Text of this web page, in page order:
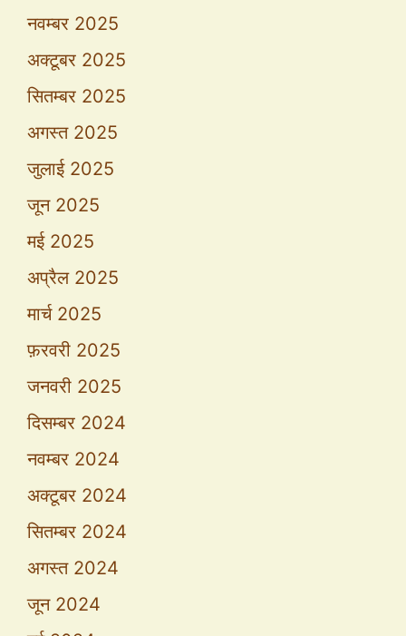
नवम्बर 2025
अक्टूबर 2025
सितम्बर 2025
अगस्त 2025
जुलाई 2025
जून 2025
मई 2025
अप्रैल 2025
मार्च 2025
फ़रवरी 2025
जनवरी 2025
दिसम्बर 2024
नवम्बर 2024
अक्टूबर 2024
सितम्बर 2024
अगस्त 2024
जून 2024